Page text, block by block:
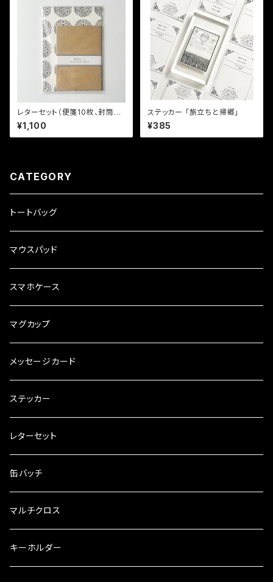
レターセット（便箋10枚、封筒5
枚）「Dot WHITE」
¥1,100
ステッカー 「旅立ちと帰郷」
¥385
CATEGORY
トートバッグ
マウスパッド
スマホケース
マグカップ
メッセージカード
ステッカー
レターセット
缶バッチ
マルチクロス
キーホルダー